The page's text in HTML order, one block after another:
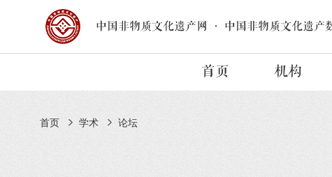
中国非物质文化遗产网 · 中国非物质文化遗产
首页 机构
首页 学术 论坛